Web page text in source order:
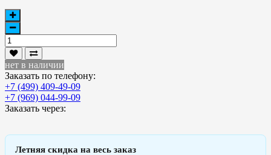
нет в наличии
Заказать по телефону:
+7 (499) 409-49-09
+7 (969) 044-99-09
Заказать через:
Летняя скидка на весь заказ